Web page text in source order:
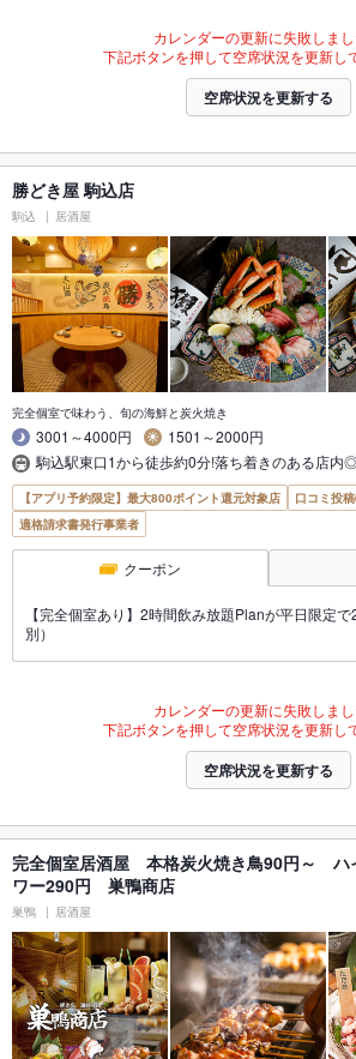
カレンダーの更新に失敗しまし
下記ボタンを押して空席状況を更新し
空席状況を更新する
勝どき屋 駒込店
駒込 居酒屋
完全個室で味わう、旬の海鮮と炭火焼き
3001～4000円
1501～2000円
駒込駅東口1から徒歩約0分!落ち着きのある店内
【アプリ予約限定】最大800ポイント還元対象店 口コミ投
適格請求書発行事業者
クーポン
【完全個室あり】2時間飲み放題Planが平日限定
別）
カレンダーの更新に失敗しまし
下記ボタンを押して空席状況を更新し
空席状況を更新する
完全個室居酒屋 本格炭火焼き鳥90円～ ハ
ワー290円 巣鴨商店
巣鴨 居酒屋